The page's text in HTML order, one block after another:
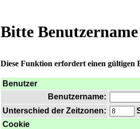
Bitte
Diese Funktion erfordert einen gültigen
Benutzer
Benutzername:
Unterschied der Zeitzonen:
Cookie